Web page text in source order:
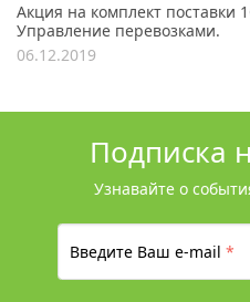
Акция на комплект поставки
Управление перевозками.
06.12.2019
Подписка
Узнавайте о
Введите Ваш e-mail*